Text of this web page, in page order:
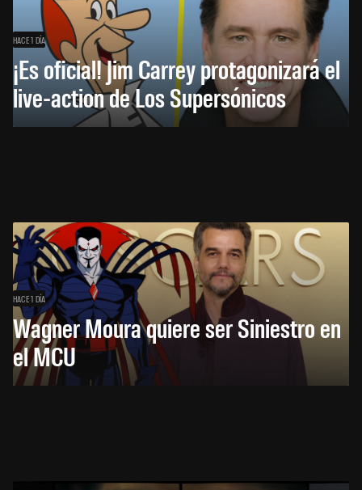
HACE 1 DÍA
¡Es oficial! Jim Carrey protagonizará el
live-action de Los Supersónicos
HACE 1 DÍA
Wagner Moura quiere ser Siniestro en
el MCU